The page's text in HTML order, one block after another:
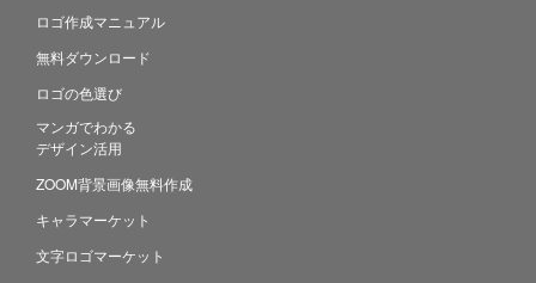
ロゴ作成マニュアル
無料ダウンロード
ロゴの色選び
マンガでわかる
デザイン活用
ZOOM背景画像無料作成
キャラマーケット
文字ロゴマーケット